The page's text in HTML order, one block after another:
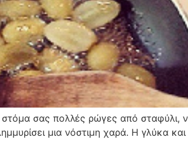
στόμα σας πολλές ρώγες από
μια νόστιμη χαρά. Η γλύκα